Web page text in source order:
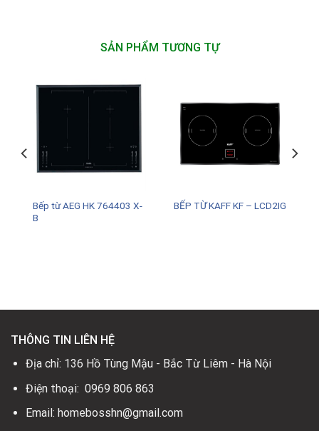
SẢN PHẨM TƯƠNG TỰ
Bếp từ AEG HK 764403 X-
B
BẾP TỪ KAFF KF – LCD2IG
THÔNG TIN LIÊN HỆ
Địa chỉ: 136 Hồ Tùng Mậu - Bắc Từ Liêm - Hà Nội
Điện thoại: 0969 806 863
Email: homebosshn@gmail.com